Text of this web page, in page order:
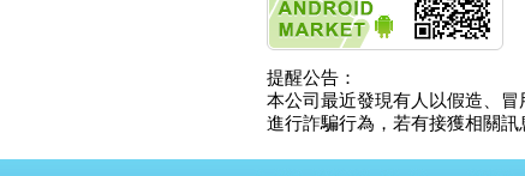
公告董事會決議發行員
工認股權
華旭先進:代重要子公司
碩通散熱股份有限公司
公告董事會追認113年
向關係
提醒公告：
本公司最近發現有人以假造、
進行詐騙行為，若有接獲相關